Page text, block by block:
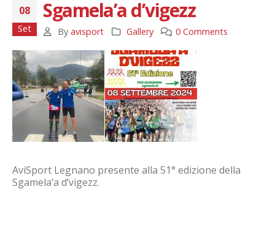
08
Set
Sgamela’a d’vigezz
By avisport Gallery 0 Comments
AviSport Legnano presente alla 51° edizione della
Sgamela’a d’vigezz.